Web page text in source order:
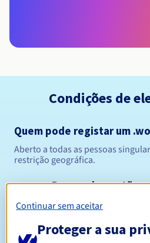
Condições de
Quem pode registar um
Aberto a todas as pessoas
restrição geográfica.
Regras de gestão
Continuar sem aceitar
Proteger a sua